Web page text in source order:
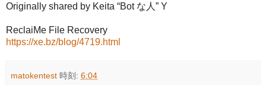
Originally shared by Keita “Bot な人” Y
ReclaiMe File Recovery
https://xe.bz/blog/4719.html
matokentest 時刻: 6:04